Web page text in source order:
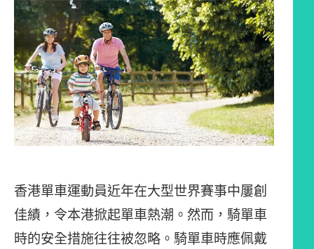
香港單車運動員近年在大型世界賽事中屢創
佳績，令本港掀起單車熱潮。然而，騎單車
時的安全措施往往被忽略。騎單車時應佩戴